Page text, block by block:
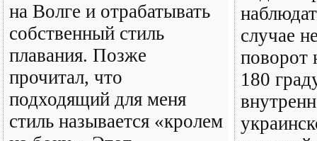
на Волге и отрабатывать
собственный стиль
плавания. Позже
прочитал, что
подходящий для меня
стиль называется «кролем
случае
поворот
180